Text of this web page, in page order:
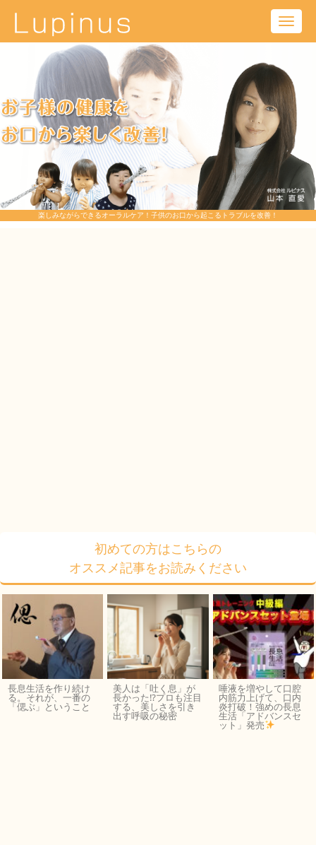
楽しみながらできるオーラルケア！子供のお口から起こるトラブルを改善！
初めての方はこちらの
オススメ記事をお読みください
長息生活を作り続け
る。それが、一番の
「偲ぶ」ということ
美人は「吐く息」が
長かった⁉︎プロも注目
する、美しさを引き
出す呼吸の秘密
唾液を増やして口腔
内筋力上げて、口内
炎打破！強めの長息
生活「アドバンスセ
ット」発売